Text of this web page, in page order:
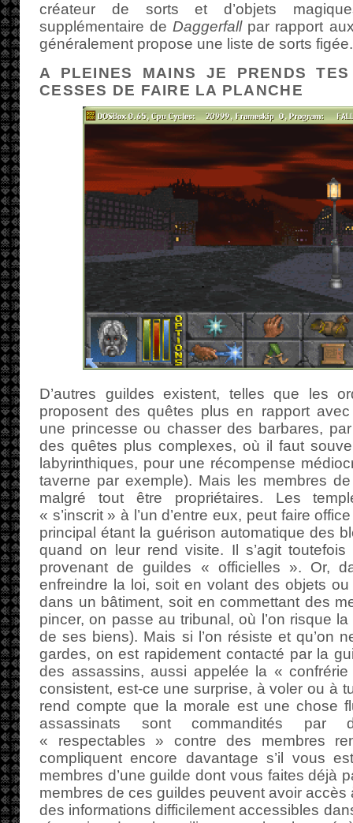
créateur de sorts et d’objets
supplémentaire de Daggerfallpar rapport
généralement propose une liste de sorts figée.
A PLEINES MAINS JE PRENDS
CESSES DE FAIRE LA PLANCHE
D’autres guildes existent, telles que les
proposent des quêtes plus en rapport
une princesse ou chasser des barbares,
des quêtes plus complexes, où il faut
labyrinthiques, pour une récompense
taverne par exemple). Mais les membres
malgré tout être propriétaires. Les
« s’inscrit » à l’un d’entre eux, peut faire
principal étant la guérison automatique des
quand on leur rend visite. Il s’agit
provenant de guildes « officielles ». Or,
enfreindre la loi, soit en volant des objets
dans un bâtiment, soit en commettant des
pincer, on passe au tribunal, où l’on risque
de ses biens). Mais si l’on résiste et qu’on
gardes, on est rapidement contacté par la
des assassins, aussi appelée la «
consistent, est-ce une surprise, à voler ou à
rend compte que la morale est une chose
assassinats sont commandités par
« respectables » contre des membres
compliquent encore davantage s’il vous
membres d’une guilde dont vous faites déjà
membres de ces guildes peuvent avoir accès
des informations difficilement accessibles